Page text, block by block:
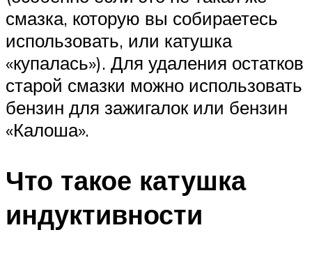
смазка, которую вы собираетесь
использовать, или катушка
«купалась»). Для удаления остатков
старой смазки можно использовать
бензин для зажигалок или бензин
«Калоша».
Что такое катушка
индуктивности